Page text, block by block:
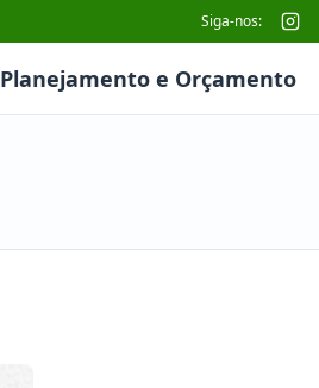
Siga-nos:
Planejamento e Orçamento